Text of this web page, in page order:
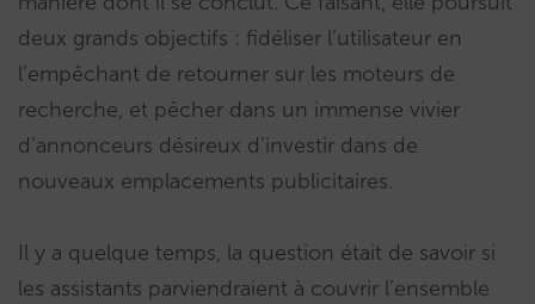
deux grands objectifs : fidéliser l’utilisateur en
l’empêchant de retourner sur les moteurs de
recherche, et pêcher dans un immense vivier
d’annonceurs désireux d’investir dans de
nouveaux emplacements publicitaires.
Il y a quelque temps, la question était de savoir si
les assistants parviendraient à couvrir l’ensemble